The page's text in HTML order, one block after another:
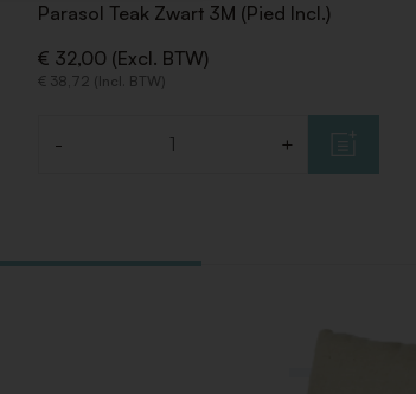
Parasol Teak Zwart 3M (Pied Incl.)
€ 32,00 (Excl. BTW)
€ 38,72 (Incl. BTW)
- +